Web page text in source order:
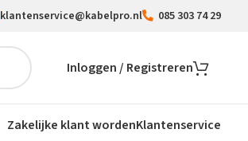
klantenservice@kabelpro.nl 085 303 74 29
Inloggen / Registreren
Zakelijke klant wordenKlantenservice